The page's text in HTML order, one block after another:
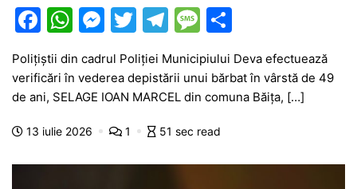
F
c
e
b
o
W
at
s
A
p
M
s
s
e
n
g
T
itt
er
T
e
gr
a
m
M
s
s
a
g
e
ta
je
ă
Polițiștii din cadrul Poliției Municipiului Deva efectuează
verificări în vederea depistării unui bărbat în vârstă de 49
de ani, SELAGE IOAN MARCEL din comuna Băița, […]
13 iulie 2026 1 51 sec read